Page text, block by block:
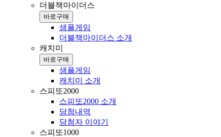
더블잭마이더스
바로구매
샘플게임
더블잭마이더스 소개
캐치미
바로구매
샘플게임
캐치미 소개
스피또2000
스피또2000 소개
당첨내역
당첨자 이야기
스피또1000